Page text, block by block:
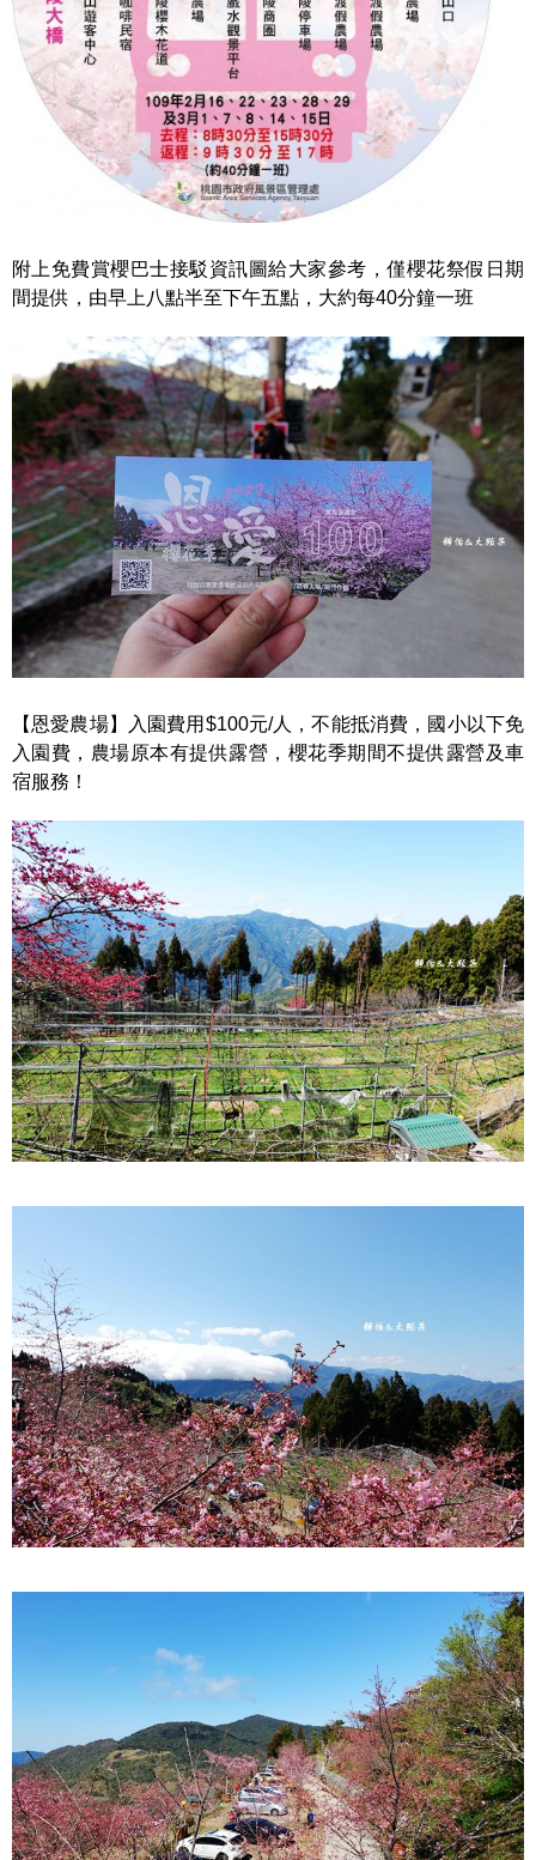
附上免費賞櫻巴士接駁資訊圖給大家參考，僅櫻花祭假日期
間提供，由早上八點半至下午五點，大約每40分鐘一班
【恩愛農場】入園費用$100元/人，不能抵消費，國小以下免
入園費，農場原本有提供露營，櫻花季期間不提供露營及車
宿服務！